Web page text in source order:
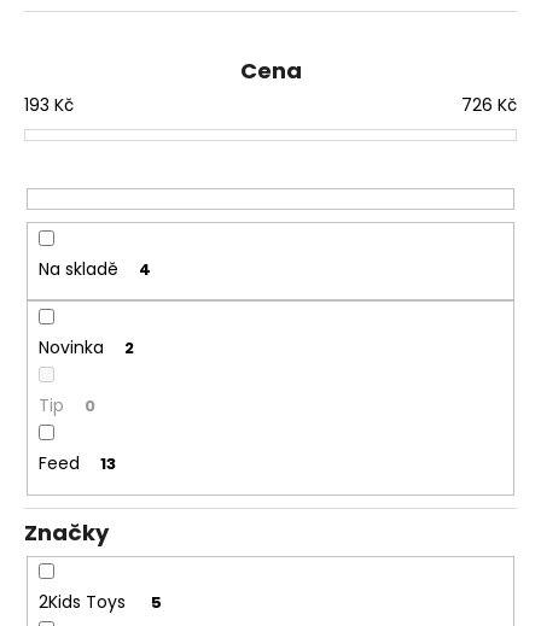
n
r
o
u
k
ů
Cena
193 Kč 726 Kč
Na skladě 4
Novinka 2
Tip 0
Feed 13
Značky
2Kids Toys 5
o
č
u
j
m
e
SENTOSPHERE
VYROB
SÁM
KOUPELOVÉ
BOMBY
970
Kč